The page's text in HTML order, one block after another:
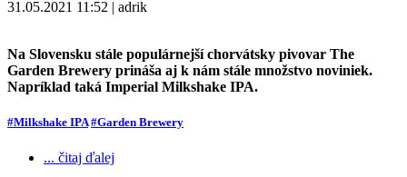
31.05.2021 11:52 | adrik
Na Slovensku stále populárnejší chorvátsky pivovar The
Garden Brewery prináša aj k nám stále množstvo noviniek.
Napríklad taká Imperial Milkshake IPA.
#Milkshake IPA #Garden Brewery
... čitaj ďalej